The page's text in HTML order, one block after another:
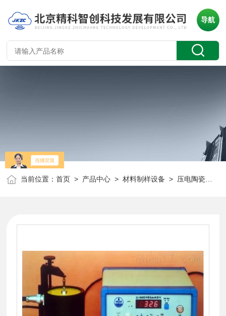
导航
当前位置：首页 > 产品中心 >材料制样设备 > 压电陶瓷压片机